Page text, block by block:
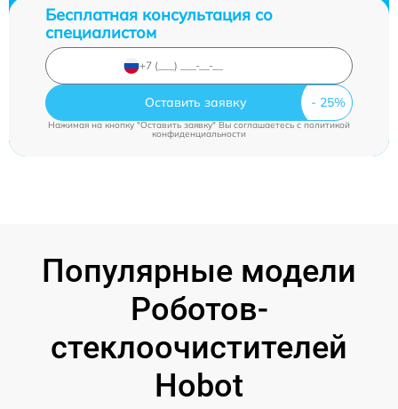
Бесплатная консультация со
специалистом
Оставить заявку
Нажимая на кнопку "Оставить заявку" Вы соглашаетесь cполитикой
конфиденциальности
Популярные модели
Роботов-
стеклоочистителей
Hobot